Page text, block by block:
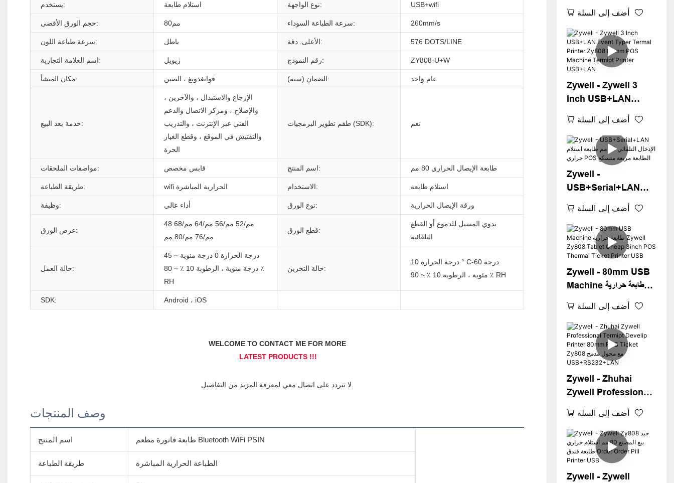
THERMIPT SENSIPT
SYSTEM USB RJ11
CASH DRIVER واجهات
USB
أضف إلى السلة
Zywell - Zywell 3
Inch USB+LAN
Event Typer Termal
Printer Zy808 80mm
POS Machine
Termipt Printer
USB+LAN
أضف إلى السلة
Zywell -
USB+Serial+LAN
استلام حراري POS الطابعة
مربعة متسكع
أضف إلى السلة
Zywell - 80mm USB
Machine طابعة حرارية
Zywell Zy808 Tablet
Cheap 3inch POS
Thermal Ticket
Printer USB
أضف إلى السلة
Zywell - Zhuhai
Zywell Professional
Termipt Develip
Printer 80mm POS
Ticket Zy808 مع محول
مدمج
USB+RS232+LAN
أضف إلى السلة
Zywell - Zywell
يستخدم: استلام طابعة نوع الواجهة: USB+wifi
حجم الورق الأقصى: مم80 سرعة الطباعة السوداء: 260mm/s
سرعة طباعة اللون: باطل الأعلى. دقة: 576 DOTS/LINE
اسم العلامة التجارية: زيويل رقم النموذج: ZY808-U+W
مكان المنشأ: قوانغدونغ ، الصين الضمان (سنة): عام واحد
خدمة بعد البيع:
الإرجاع والاستبدال ، والآخرين ،
والإصلاح ، ومركز الاتصال والدعم
الفني عبر الإنترنت ، والتدريب
والتفتيش في الموقع ، وقطع الغيار
الحرة
طقم تطوير البرمجيات (SDK): نعم
مواصفات الملحقات: قابس مخصص اسم المنتج: طابعة الإيصال الحراري 80 مم
طريقة الطباعة: wifi الحرارية المباشرة الاستخدام: استلام طابعة
وظيفة: أداء عالي نوع الورق: ورقة الإيصال الحرارية
عرض الورق:
48 مم/52 مم/56 مم/64 مم/68
مم/76 مم/80 مم
قطع الورق:
يدوي المسيل للدموع أو القطع
التلقائية
حالة العمل:
درجة الحرارة 0 درجة مئوية ~ 45
درجة مئوية ، الرطوبة 10 ٪ ~ 80 ٪
RH
حالة التخزين:
درجة الحرارة 10 ° C-60 درجة
مئوية ، الرطوبة 10 ٪ ~ 90 ٪ RH
SDK: Android ، iOS
وصف المنتجات
اسم المنتج طابعة فاتورة مطعم Bluetooth WiFi PSIN
طريقة الطباعة الطباعة الحرارية المباشرة